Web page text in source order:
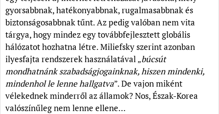
gyorsabbnak, hatékonyabbnak, rugalmasabbnak és
biztonságosabbnak tűnt. Az pedig valóban nem vita
tárgya, hogy mindez egy továbbfejlesztett globális
hálózatot hozhatna létre. Miliefsky szerint azonban
ilyesfajta rendszerek használatával „búcsút
mondhatnánk szabadságjogainknak, hiszen mindenki,
mindenhol le lenne hallgatva”. De vajon miként
vélekednek minderről az államok? Nos, Észak-Korea
valószínűleg nem lenne ellene…